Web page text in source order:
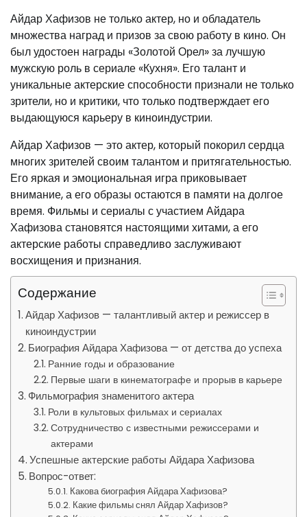
Айдар Хафизов не только актер, но и обладатель
множества наград и призов за свою работу в кино. Он
был удостоен награды «Золотой Орел» за лучшую
мужскую роль в сериале «Кухня». Его талант и
уникальные актерские способности признали не только
зрители, но и критики, что только подтверждает его
выдающуюся карьеру в киноиндустрии.
Айдар Хафизов — это актер, который покорил сердца
многих зрителей своим талантом и притягательностью.
Его яркая и эмоциональная игра приковывает
внимание, а его образы остаются в памяти на долгое
время. Фильмы и сериалы с участием Айдара
Хафизова становятся настоящими хитами, а его
актерские работы справедливо заслуживают
восхищения и признания.
Содержание
Айдар Хафизов — талантливый актер и режиссер в
киноиндустрии
Биография Айдара Хафизова — от детства до успеха
Ранние годы и образование
Первые шаги в кинематографе и прорыв в карьере
Фильмография знаменитого актера
Роли в культовых фильмах и сериалах
Сотрудничество с известными режиссерами и
актерами
Успешные актерские работы Айдара Хафизова
Вопрос-ответ:
Какова биография Айдара Хафизова?
Какие фильмы снял Айдар Хафизов?